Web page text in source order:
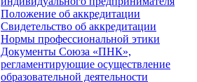
Положение об аккредитации
Свидетельство об аккредитации
Нормы профессиональной этики
Документы Союза «ПНК»,
регламентирующие осуществление
образовательной деятельности